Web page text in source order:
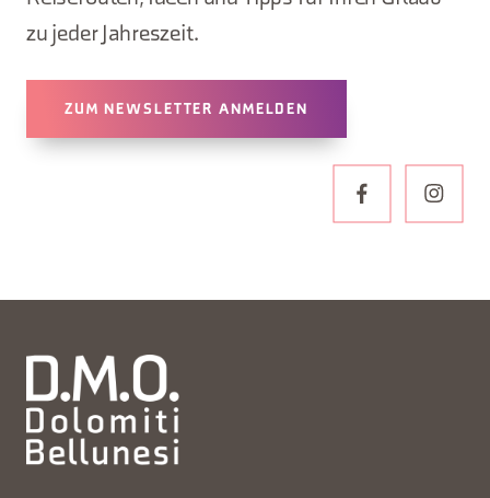
zu jeder Jahreszeit.
ZUM NEWSLETTER ANMELDEN